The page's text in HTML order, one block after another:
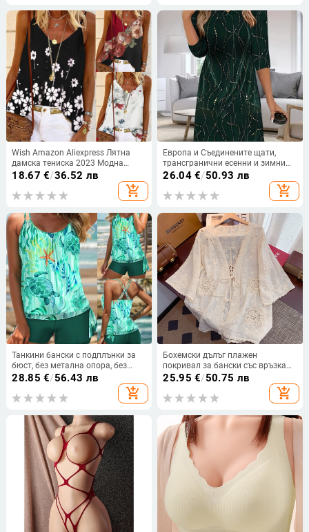
Wish Amazon Aliexpress Лятна
дамска тениска 2023 Модна
модерна щампована потник
Дамска мода Универсална
18.67 €/36.52 лв
add_shopping_cart
Европа и Съединените щати,
трансгранични есенни и зимни
нови независими станции на
Amazon, модни темпераментни
рокли с V-образно деколте и
26.04€/50.93 лв
add_shopping_cart
Танкини бански с подплънки за
бюст, без метална опора, без
ръкави, полиестерна материя,
подплата полиестер, тясна
кройка
28.85 €/56.43 лв
add_shopping_cart
Бохемски дълъг плажен
покривал за бански със връзка
отпред, V-образно деколте,
камбановидни ръкави, UPF30+
25.95 €/50.75 лв
add_shopping_cart